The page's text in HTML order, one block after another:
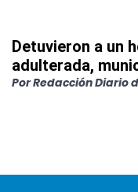
Detuvieron a un
adulterada,
PorRedacción Diario